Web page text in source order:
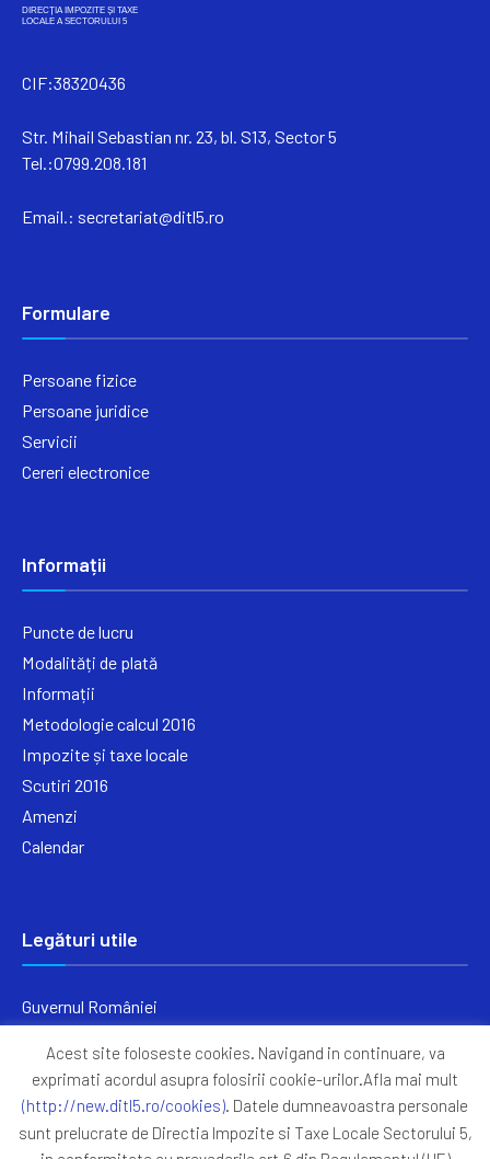
CIF:38320436
Str. Mihail Sebastian nr. 23, bl. S13, Sector 5
Tel.:0799.208.181
Email.: secretariat@ditl5.ro
Formulare
Persoane fizice
Persoane juridice
Servicii
Cereri electronice
Informații
Puncte de lucru
Modalități de plată
Informații
Metodologie calcul 2016
Impozite și taxe locale
Scutiri 2016
Amenzi
Calendar
Legături utile
Guvernul României
Primăria Sectorul 5
ANAF
Acest site foloseste cookies. Navigand in continuare, va
exprimati acordul asupra folosirii cookie-urilor.Afla mai mult
(http://new.ditl5.ro/cookies). Datele dumneavoastra personale
sunt prelucrate de Directia Impozite si Taxe Locale Sectorului 5,